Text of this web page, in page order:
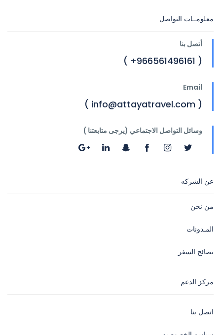
معلومــات التواصل
أتصل بنا
( 966561496161+ )
Email
( info@attayatravel.com )
وسائل التواصل الاجتماعي (يرجى متابعتنا )
عن الشركه
من نحن
المـدونات
نصائح السفر
مركز الدعم
اتصل بنا